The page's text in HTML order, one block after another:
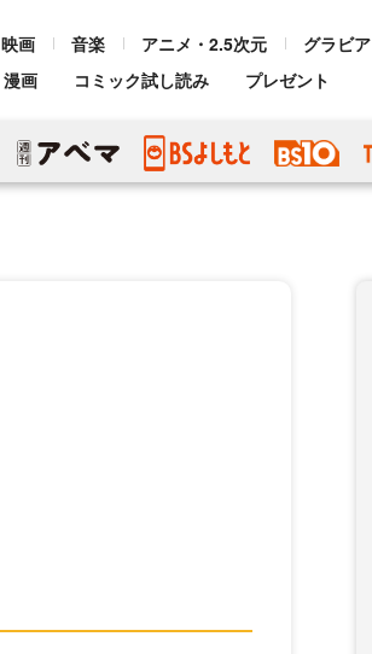
映画 音楽 アニメ・2.5次元 グラビア
漫画 コミック試し読み プレゼント